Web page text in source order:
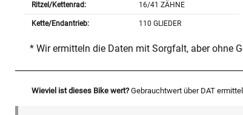
Ritzel/Kettenrad: 16/41 ZÄHNE
Kette/Endantrieb: 110 GLIEDER
* Wir ermitteln die Daten mit Sorgfalt, aber ohne
Wieviel ist dieses Bike wert? Gebrauchtwert über DAT